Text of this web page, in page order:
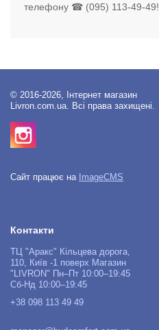
телефону ☎ (095) 113-49-49!
© 2016-2026, Інтернет магазин
Livron.com.ua. Всі права захищені.
Сайт працює на ImageCMS
Контакти
ТЦ "Аракс" Кільцева дорога,
110, Київ -1 поверх Магазин
"LIVRON" Пн–Пт 10:00–19:45
Сб-Нд 10:00–19:45
+38 098 113 49 49